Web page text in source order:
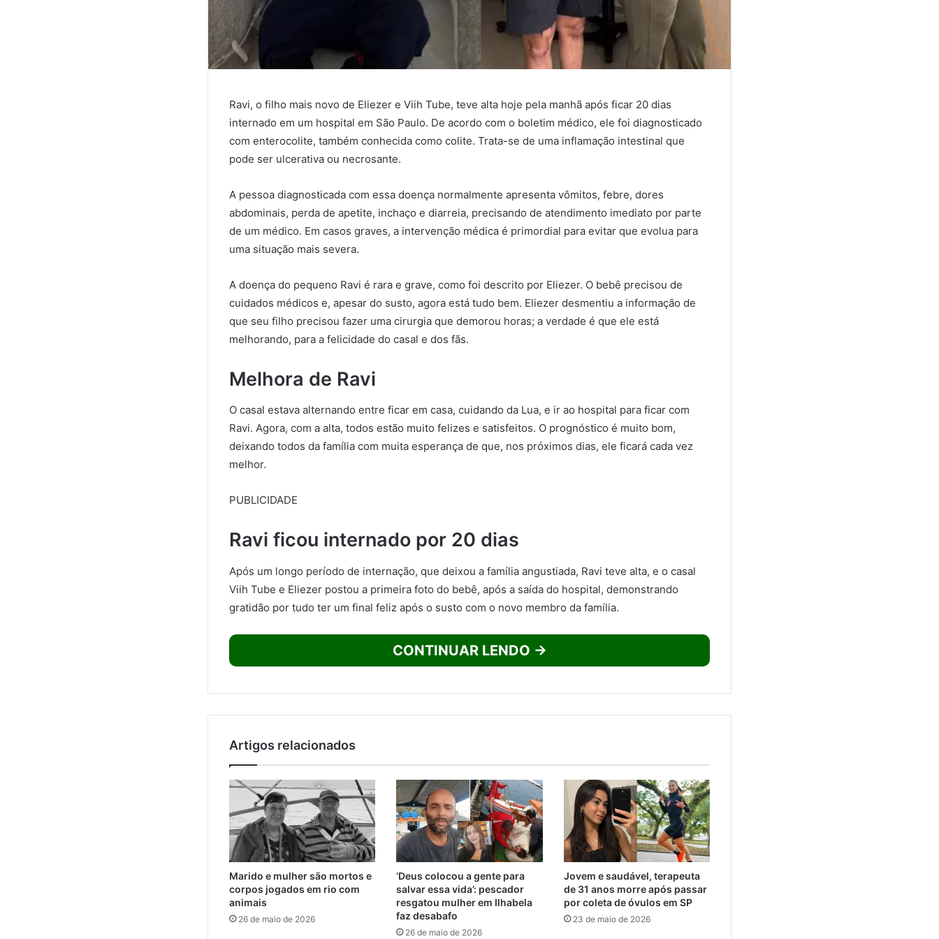
Ravi, o filho mais novo de Eliezer e Viih Tube, teve alta hoje pela manhã após ficar 20 dias
internado em um hospital em São Paulo. De acordo com o boletim médico, ele foi diagnosticado
com enterocolite, também conhecida como colite. Trata-se de uma inflamação intestinal que
pode ser ulcerativa ou necrosante.
A pessoa diagnosticada com essa doença normalmente apresenta vômitos, febre, dores
abdominais, perda de apetite, inchaço e diarreia, precisando de atendimento imediato por parte
de um médico. Em casos graves, a intervenção médica é primordial para evitar que evolua para
uma situação mais severa.
A doença do pequeno Ravi é rara e grave, como foi descrito por Eliezer. O bebê precisou de
cuidados médicos e, apesar do susto, agora está tudo bem. Eliezer desmentiu a informação de
que seu filho precisou fazer uma cirurgia que demorou horas; a verdade é que ele está
melhorando, para a felicidade do casal e dos fãs.
Melhora de Ravi
O casal estava alternando entre ficar em casa, cuidando da Lua, e ir ao hospital para ficar com
Ravi. Agora, com a alta, todos estão muito felizes e satisfeitos. O prognóstico é muito bom,
deixando todos da família com muita esperança de que, nos próximos dias, ele ficará cada vez
melhor.
PUBLICIDADE
Ravi ficou internado por 20 dias
Após um longo período de internação, que deixou a família angustiada, Ravi teve alta, e o casal
Viih Tube e Eliezer postou a primeira foto do bebê, após a saída do hospital, demonstrando
gratidão por tudo ter um final feliz após o susto com o novo membro da família.
CONTINUAR LENDO →
Artigos relacionados
Marido e mulher são mortos e
corpos jogados em rio com
animais
26 de maio de 2026
‘Deus colocou a gente para
salvar essa vida’: pescador
resgatou mulher em Ilhabela
faz desabafo
26 de maio de 2026
Jovem e saudável, terapeuta
de 31 anos morre após passar
por coleta de óvulos em SP
23 de maio de 2026